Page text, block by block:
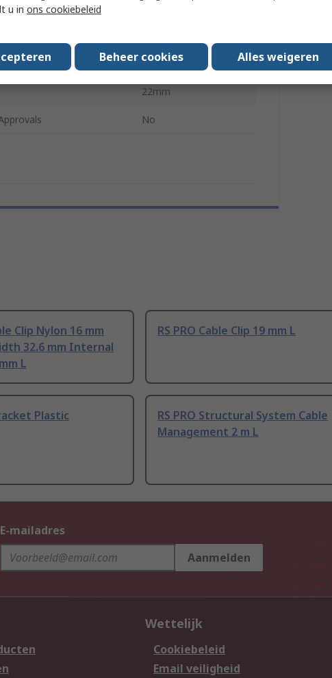
Size 6 to 8 mm²
22mm
No
Clip Nylon 16 mm
32.6 mm Internal
L
RS PRO Cable Clip 19 mm L
Plastic
RS PRO Structural System Cable
Management 2 m L
E-mailadres
Aanmelden
Wettelijk
Cookiebeleid
Email veiligheid
u in ons cookiebeleid
Beheer cookies Alles weigeren